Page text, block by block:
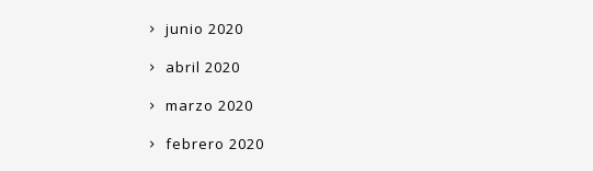
junio 2020
abril 2020
marzo 2020
febrero 2020